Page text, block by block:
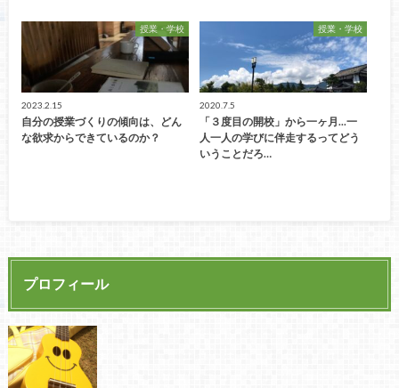
授業・学校
2023.2.15
自分の授業づくりの傾向は、どん
な欲求からできているのか？
授業・学校
2020.7.5
「３度目の開校」から一ヶ月...一
人一人の学びに伴走するってどう
いうことだろ…
プロフィール